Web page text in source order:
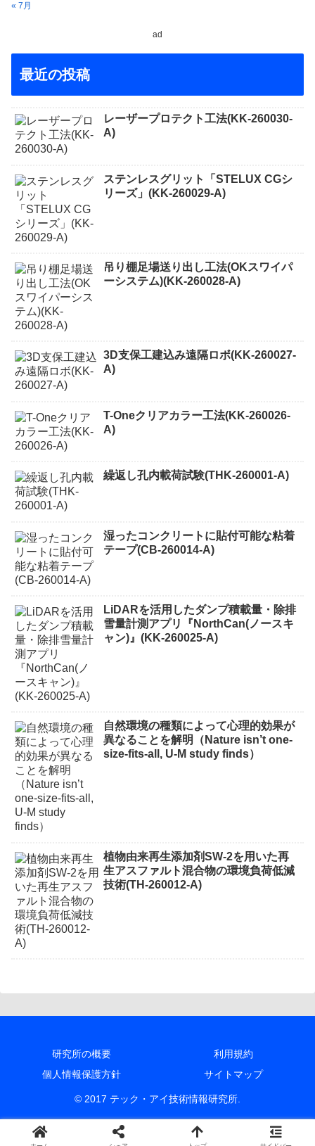
« 7月
ad
最近の投稿
レーザープロテクト⼯法(KK-260030-
A)
ステンレスグリット「STELUX CGシ
リーズ」(KK-260029-A)
吊り棚足場送り出し工法(OKスワイパ
ーシステム)(KK-260028-A)
3D支保工建込み遠隔ロボ(KK-260027-
A)
T-Oneクリアカラー工法(KK-260026-
A)
繰返し孔内載荷試験(THK-260001-A)
湿ったコンクリートに貼付可能な粘着
テープ(CB-260014-A)
LiDARを活用したダンプ積載量・除排
雪量計測アプリ『NorthCan(ノースキ
ャン)』(KK-260025-A)
自然環境の種類によって心理的効果が
異なることを解明（Nature isn’t one-
size-fits-all, U-M study finds）
植物由来再生添加剤SW-2を用いた再
生アスファルト混合物の環境負荷低減
技術(TH-260012-A)
研究所の概要
利用規約
個人情報保護方針
サイトマップ
© 2017 テック・アイ技術情報研究所.